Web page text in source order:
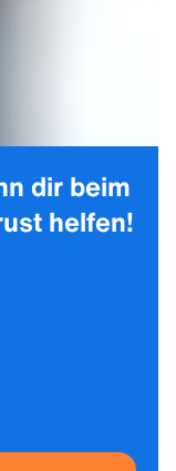
dir beim
helfen!